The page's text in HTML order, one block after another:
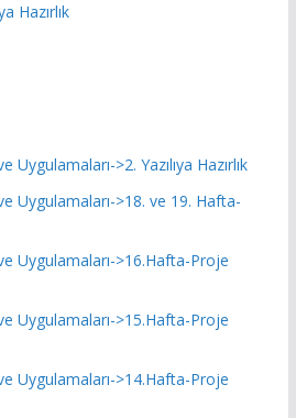
Hazırlık
Uygulamaları->2. Yazılıya Hazırlık
Uygulamaları->18. ve 19. Hafta-
Uygulamaları->16.Hafta-Proje
Uygulamaları->15.Hafta-Proje
Uygulamaları->14.Hafta-Proje